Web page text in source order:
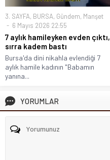
3. SAYFA, BURSA, Gündem, Manşet
6 Mayıs 2026 22:55
7 aylık hamileyken evden çıktı,
sırra kadem bastı
Bursa'da dini nikahla evlendiği 7
aylık hamile kadının "Babamın
yanına...
YORUMLAR